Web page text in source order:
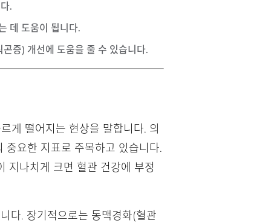
.
데 도움이 됩니다.
증) 개선에 도움을 줄 수 있습니다.
게 떨어지는 현상을 말합니다. 의
요한 지표로 주목하고 있습니다.
지나치게 크면 혈관 건강에 부정
다. 장기적으로는 동맥경화(혈관